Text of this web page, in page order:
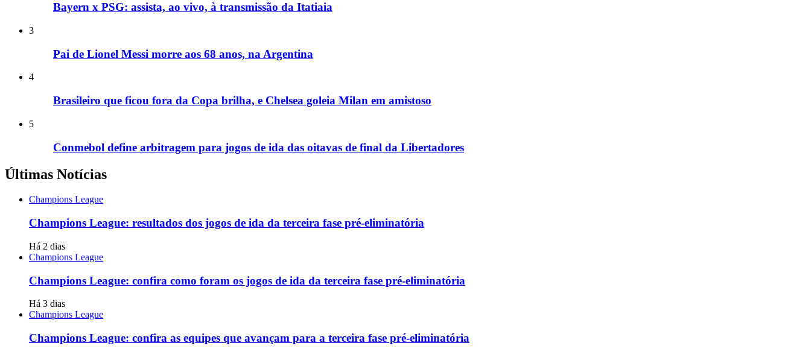
Bayern x PSG: assista, ao vivo, à transmissão da Itatiaia
3
Pai de Lionel Messi morre aos 68 anos, na Argentina
4
Brasileiro que ficou fora da Copa brilha, e Chelsea goleia Milan em amistoso
5
Conmebol define arbitragem para jogos de ida das oitavas de final da Libertadores
Últimas Notícias
Champions League
Champions League: resultados dos jogos de ida da terceira fase pré-eliminatória
Há 2 dias
Champions League
Champions League: confira como foram os jogos de ida da terceira fase pré-eliminatória
Há 3 dias
Champions League
Champions League: confira as equipes que avançam para a terceira fase pré-eliminatória